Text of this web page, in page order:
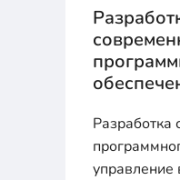
Разработка
управление